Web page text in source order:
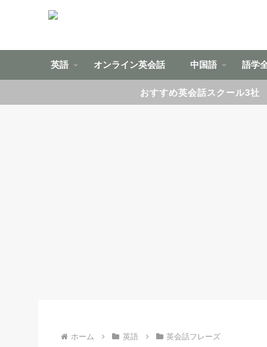
英語 オンライン英会話 中国語 語学
おすすめ英会話スクール3社
ホーム 英語 英会話フレーズ